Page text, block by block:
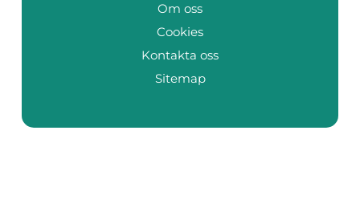
Om oss
Cookies
Kontakta oss
Sitemap